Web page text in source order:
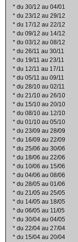
* du 30/12 au 04/01
* du 23/12 au 29/12
* du 17/12 au 22/12
* du 09/12 au 14/12
* du 03/12 au 08/12
* du 26/11 au 30/11
* du 19/11 au 23/11
* du 12/11 au 17/11
* du 05/11 au 09/11
* du 28/10 au 02/11
* du 21/10 au 26/10
* du 15/10 au 20/10
* du 08/10 au 12/10
* du 01/10 au 05/10
* du 23/09 au 28/09
* du 16/09 au 22/09
* du 25/06 au 30/06
* du 18/06 au 22/06
* du 10/06 au 15/06
* du 04/06 au 08/06
* du 28/05 au 01/06
* du 21/05 au 25/05
* du 14/05 au 18/05
* du 06/05 au 11/05
* du 30/04 au 04/05
* du 22/04 au 27/04
* du 15/04 au 20/04